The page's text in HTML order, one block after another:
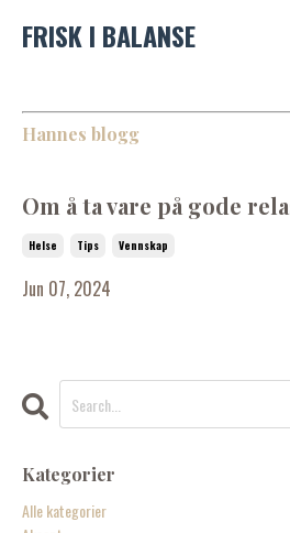
FRISK I BALANSE
Hannes blogg
Om å ta vare på gode
Helse Tips Vennskap
Jun 07, 2024
Kategorier
Alle kategorier